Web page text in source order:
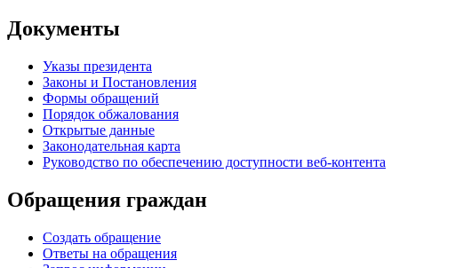
Документы
Указы президента
Законы и Постановления
Формы обращений
Порядок обжалования
Открытые данные
Законодательная карта
Руководство по обеспечению доступности веб-контента
Обращения граждан
Создать обращение
Ответы на обращения